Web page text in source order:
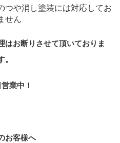
つや消し塗装には対応してお
せん
はお断りさせて頂いておりま
。
業中！
お客様へ